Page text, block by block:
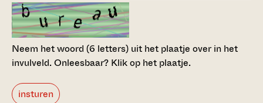
Neem het woord (6 letters) uit het plaatje over in het
invulveld.Onleesbaar? Klik op het plaatje.
insturen